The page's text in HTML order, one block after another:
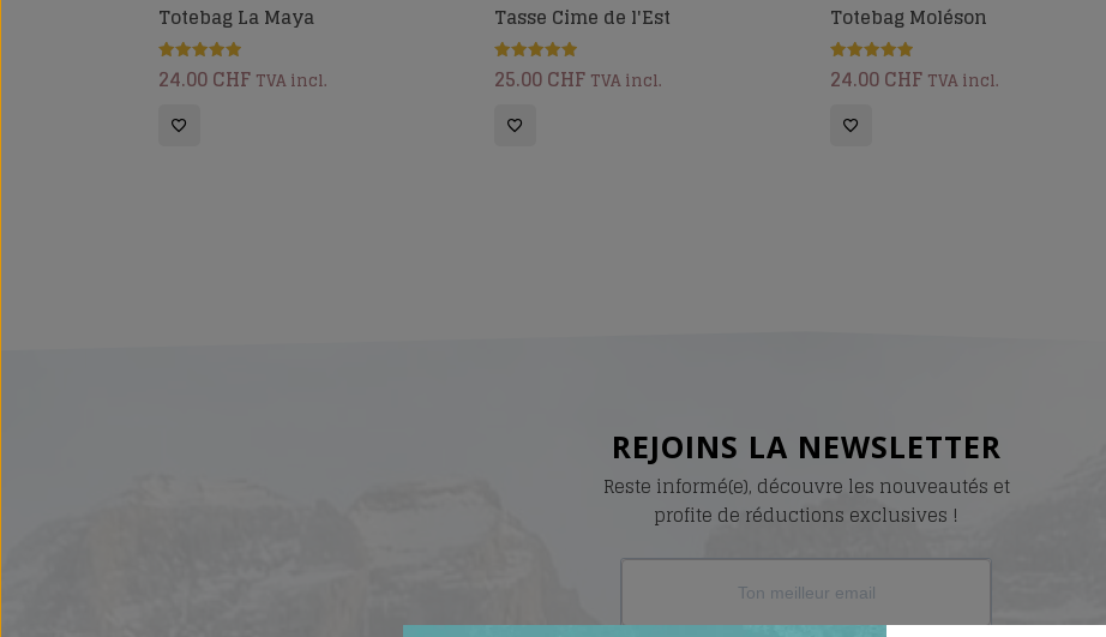
Totebag La Maya
Note
5.00
24.00CHF TVA incl.
Tasse Cime de l'Est
Note
5.00
25.00CHF TVA incl.
Totebag Moléson
Note
5.00
24.00CHF TVA incl.
REJOINS LA NEWSLETTER
Reste informé(e), découvre les nouveautés et
profite de réductions exclusives !